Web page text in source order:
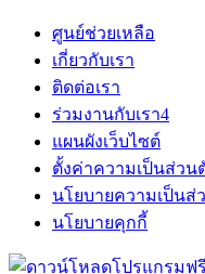
ศูนย์ช่วยเหลือ
เกี่ยวกับเรา
ติดต่อเรา
ร่วมงานกับเรา4
แผนผังเว็บไซต์
ตั้งค่าความเป็นส่วน
นโยบายความเป็นส่
นโยบายคุกกี้